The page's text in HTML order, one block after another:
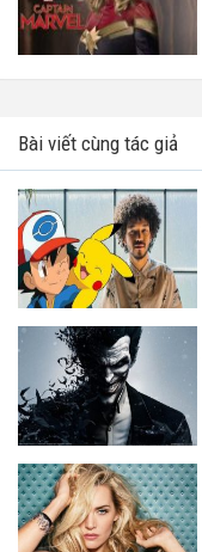
Bài viết cùng tác giả